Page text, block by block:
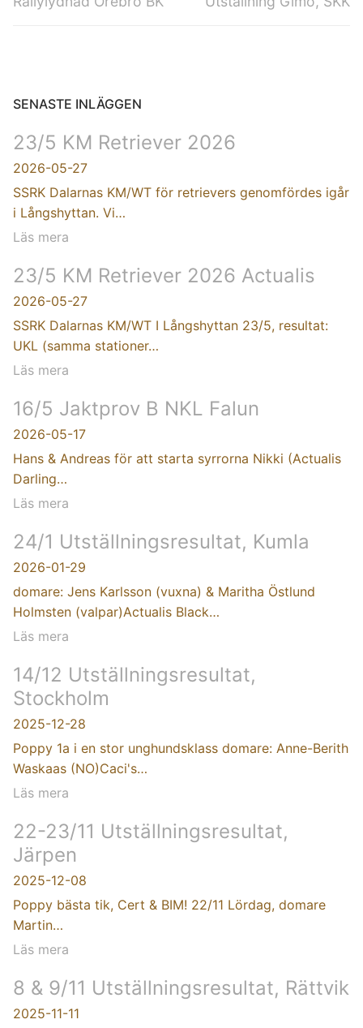
SENASTE INLÄGGEN
23/5 KM Retriever 2026
2026-05-27
SSRK Dalarnas KM/WT för retrievers genomfördes igår
i Långshyttan. Vi…
Läs mera
23/5 KM Retriever 2026 Actualis
2026-05-27
SSRK Dalarnas KM/WT I Långshyttan 23/5, resultat:
UKL (samma stationer…
Läs mera
16/5 Jaktprov B NKL Falun
2026-05-17
Hans & Andreas för att starta syrrorna Nikki (Actualis
Darling…
Läs mera
24/1 Utställningsresultat, Kumla
2026-01-29
domare: Jens Karlsson (vuxna) & Maritha Östlund
Holmsten (valpar)Actualis Black…
Läs mera
14/12 Utställningsresultat,
Stockholm
2025-12-28
Poppy 1a i en stor unghundsklass domare: Anne-Berith
Waskaas (NO)Caci's…
Läs mera
22-23/11 Utställningsresultat,
Järpen
2025-12-08
Poppy bästa tik, Cert & BIM! 22/11 Lördag, domare
Martin…
Läs mera
8 & 9/11 Utställningsresultat, Rättvik
2025-11-11